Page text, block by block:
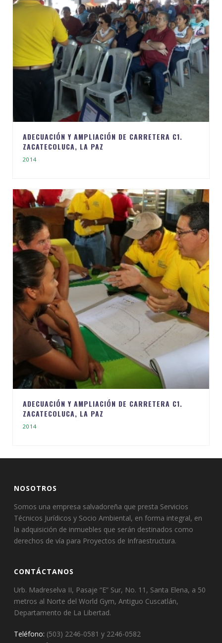
ADECUACIÓN Y AMPLIACIÓN DE CARRETERA C1.
ZACATECOLUCA, LA PAZ
2014
ADECUACIÓN Y AMPLIACIÓN DE CARRETERA C1.
ZACATECOLUCA, LA PAZ
2014
NOSOTROS
Somos una empresa salvadoreña que presta Servicios
Técnicos Jurídicos y Socio Ambiental, en forma integral, en
la adquisición de inmuebles que serán destinados como
derechos de vía para Proyectos de Infraestructura.
CONTÁCTANOS
Urb. Madreselva II, Pasaje “E” Sur, No. 11, Santa Elena, a 50
metros al Norte del World Gym, Antiguo Cuscatlán,
Departamento de La Libertad.
Teléfono: (503) 2246-0581 y 2246-0582